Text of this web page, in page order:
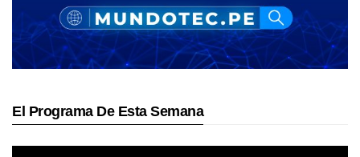
El Programa De Esta Semana